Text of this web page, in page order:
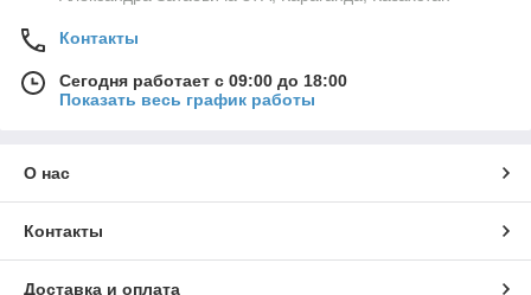
Контакты
Сегодня работает с 09:00 до 18:00
Показать весь график работы
О нас
Контакты
Доставка и оплата